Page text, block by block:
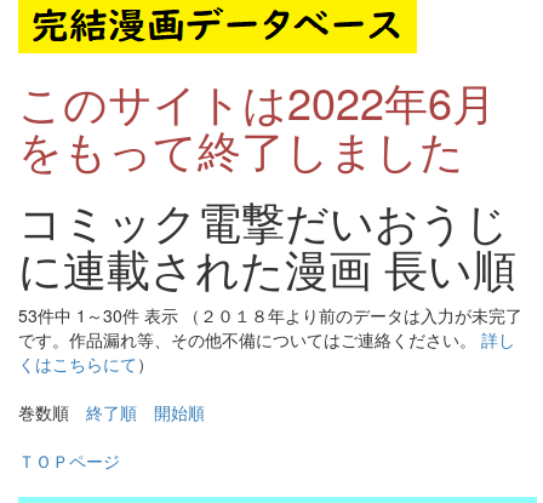
このサイトは2022年6月
をもって終了しました
コミック電撃だいおうじ
に連載された漫画 長い順
53件中 1～30件 表示 （２０１８年より前のデータは入力が未完了
です。作品漏れ等、その他不備についてはご連絡ください。 詳し
くはこちらにて）
巻数順 終了順
開始順
ＴＯＰページ